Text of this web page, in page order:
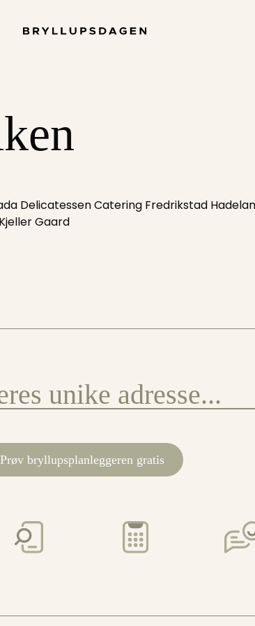
Delicatessen Catering Fredrikstad
Gaard
Prøv bryllupsplanleggeren gratis